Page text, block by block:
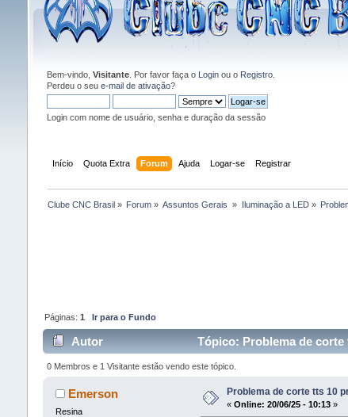
Bem-vindo, Visitante. Por favor faça o Loginou o Registro.
Perdeu o seu e-mail de ativação?
Login com nome de usuário, senha e duração da sessão
Início Quota Extra Forum Ajuda Logar-se Registrar
Clube CNC Brasil» Forum » Assuntos Gerais » Iluminação a LED»
Páginas: 1 Ir para o Fundo
Autor Tópico: Problema de
0 Membros e 1 Visitante estão vendo este tópico.
Emerson
Resina
Problema de corte tts 10
« Online: 20/06/25 - 10:13»